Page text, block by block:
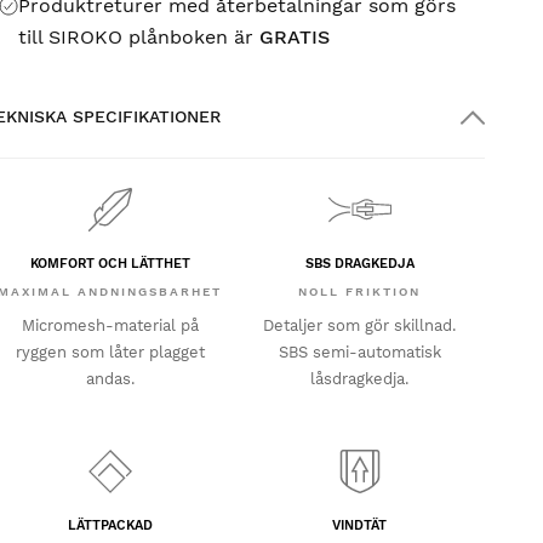
Produktreturer med återbetalningar som görs
till SIROKO plånboken är GRATIS
SPECIFIKATIONER
KOMFORT OCH LÄTTHET
ANDNINGSBARHET
Micromesh-material på
ryggen som låter plagget
andas.
SBS DRAGKEDJA
NOLL FRIKTION
Detaljer som gör skillnad.
SBS semi-automatisk
låsdragkedja.
LÄTTPACKAD VINDTÄT